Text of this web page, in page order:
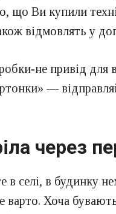
що Ви купили
відмовлять у
не привід для
—
через
селі, в будинку
варто. Хоча